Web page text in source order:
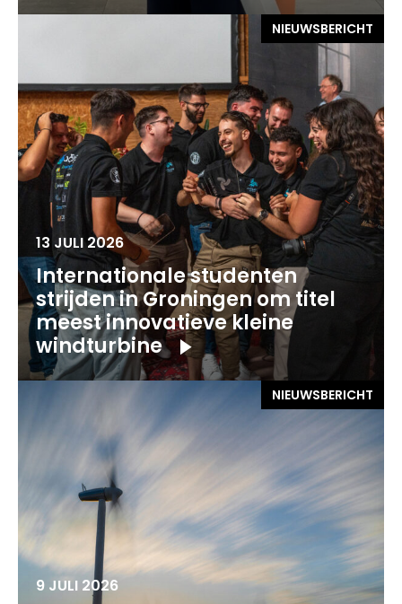
NIEUWSBERICHT
13 JULI 2026
Internationale studenten
strijden in Groningen om titel
meest innovatieve kleine
windturbine
NIEUWSBERICHT
9 JULI 2026